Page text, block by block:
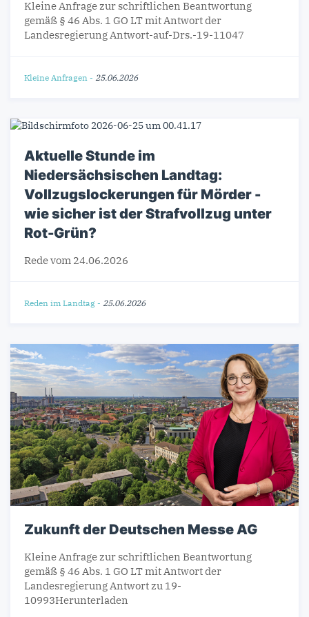
Kleine Anfrage zur schriftlichen Beantwortung
gemäß § 46 Abs. 1 GO LT mit Antwort der
Landesregierung Antwort-auf-Drs.-19-11047
Kleine Anfragen - 25.06.2026
Aktuelle Stunde im
Niedersächsischen Landtag:
Vollzugslockerungen für Mörder -
wie sicher ist der Strafvollzug unter
Rot-Grün?
Rede vom 24.06.2026
Reden im Landtag - 25.06.2026
Zukunft der Deutschen Messe AG
Kleine Anfrage zur schriftlichen Beantwortung
gemäß § 46 Abs. 1 GO LT mit Antwort der
Landesregierung Antwort zu 19-
10993Herunterladen